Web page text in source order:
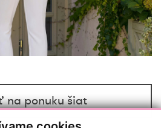
na ponuku šiat